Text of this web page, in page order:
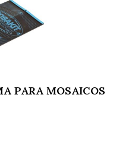
PARA MOSAICOS